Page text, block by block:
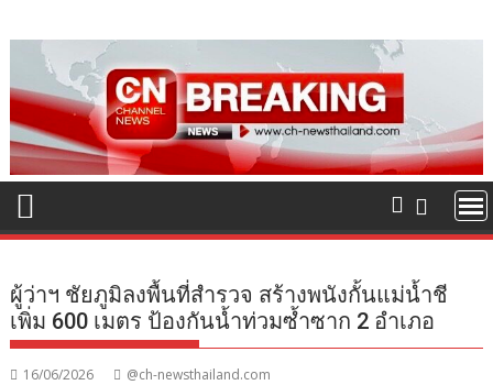
to
content
ผู้ว่าฯ ชัยภูมิลงพื้นที่สำรวจ สร้างพนังกั้นแม่น้ำชี
เพิ่ม 600 เมตร ป้องกันน้ำท่วมซ้ำซาก 2 อำเภอ
16/06/2026 @ch-newsthailand.com